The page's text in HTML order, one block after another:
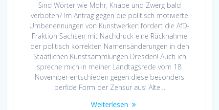
Sind Wörter wie Mohr, Knabe und Zwerg bald
verboten? Im Antrag gegen die politisch motivierte
Umbenennungen von Kunstwerken fordert die AfD-
Fraktion Sachsen mit Nachdruck eine Rücknahme
der politisch korrekten Namensänderungen in den
Staatlichen Kunstsammlungen Dresden! Auch ich
spreche mich in meiner Landtagsrede vom 18.
November entschieden gegen diese besonders
perfide Form der Zensur aus! Alte…
Weiterlesen